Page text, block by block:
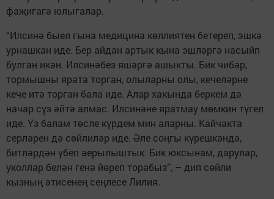
фаҗигагә юлыгалар.
“Илсинә быел гына медицина көл­лиятен бетереп, эшкә
урнашкан иде. Бер айдан артык кына эшләргә насыйп
булган икән. Илсинәбез яшәр­гә ашыкты. Бик чибәр,
тормышны ярата торган, олыларны олы, кече­ләрне
кече итә торган бала иде. Алар хакында беркем дә
начар сүз әйтә алмас. Илсинәне яратмау мөмкин түгел
иде. Үз балам төсле күрдем мин аларны. Кайчакта
серләрен дә сөйлиләр иде. Әле соңгы күреш­кәндә,
битләрдән үбеп аерылыштык. Бик юксынам, дарулар,
уколлар белән генә йөреп торабыз”, – дип сөйли
кызның әтисенең сең­лесе Лилия.